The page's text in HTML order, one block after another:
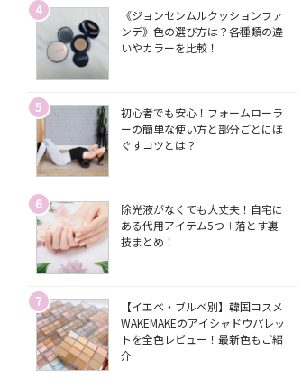
4
《ジョンセンムルクッションファ
ンデ》色の選び方は？各種類の違
いやカラーを比較！
5
初心者でも安心！フォームローラ
ーの簡単な使い方と部分ごとにほ
ぐすコツとは？
6
除光液がなくても大丈夫！自宅に
ある代用アイテム5つ＋落とす裏
技まとめ！
7
【イエベ・ブルベ別】韓国コスメ
WAKEMAKEのアイシャドウパレッ
トを全色レビュー！最新色もご紹
介